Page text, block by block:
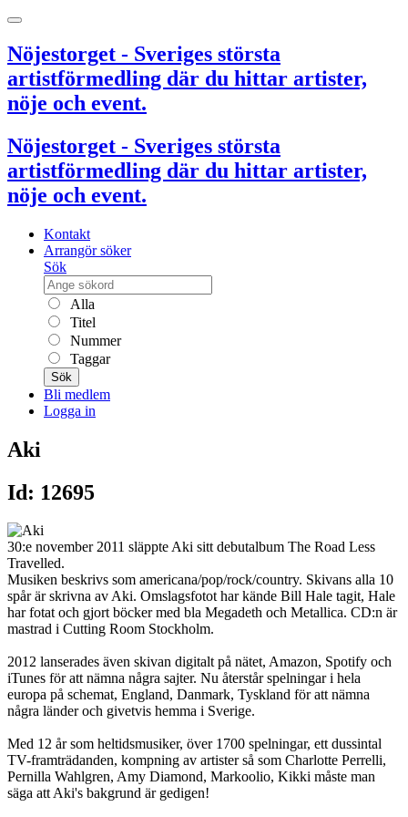
Nöjestorget - Sveriges största
artistförmedling där du hittar artister,
nöje och event.
Nöjestorget - Sveriges största
artistförmedling där du hittar artister,
nöje och event.
Kontakt
Arrangör söker
Sök
Alla
Titel
Nummer
Taggar
Sök
Bli medlem
Logga in
Aki
Id: 12695
30:e november 2011 släppte Aki sitt debutalbum The Road Less
Travelled.
Musiken beskrivs som americana/pop/rock/country. Skivans alla 10
spår är skrivna av Aki. Omslagsfotot har kände Bill Hale tagit, Hale
har fotat och gjort böcker med bla Megadeth och Metallica. CD:n är
mastrad i Cutting Room Stockholm.
2012 lanserades även skivan digitalt på nätet, Amazon, Spotify och
iTunes för att nämna några sajter. Nu återstår spelningar i hela
europa på schemat, England, Danmark, Tyskland för att nämna
några länder och givetvis hemma i Sverige.
Med 12 år som heltidsmusiker, över 1700 spelningar, ett dussintal
TV-framträdanden, kompning av artister så som Charlotte Perrelli,
Pernilla Wahlgren, Amy Diamond, Markoolio, Kikki måste man
säga att Aki's bakgrund är gedigen!